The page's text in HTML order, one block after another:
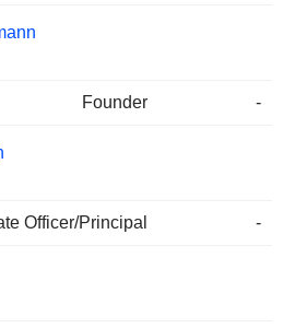
Founder -
Officer/Principal -